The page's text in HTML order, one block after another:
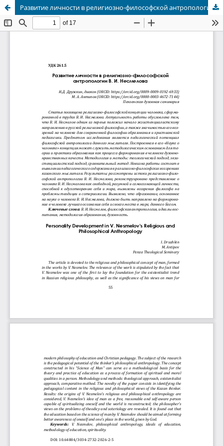
Развитие личности в религиозно-философской антропологии В. И. Несмелова